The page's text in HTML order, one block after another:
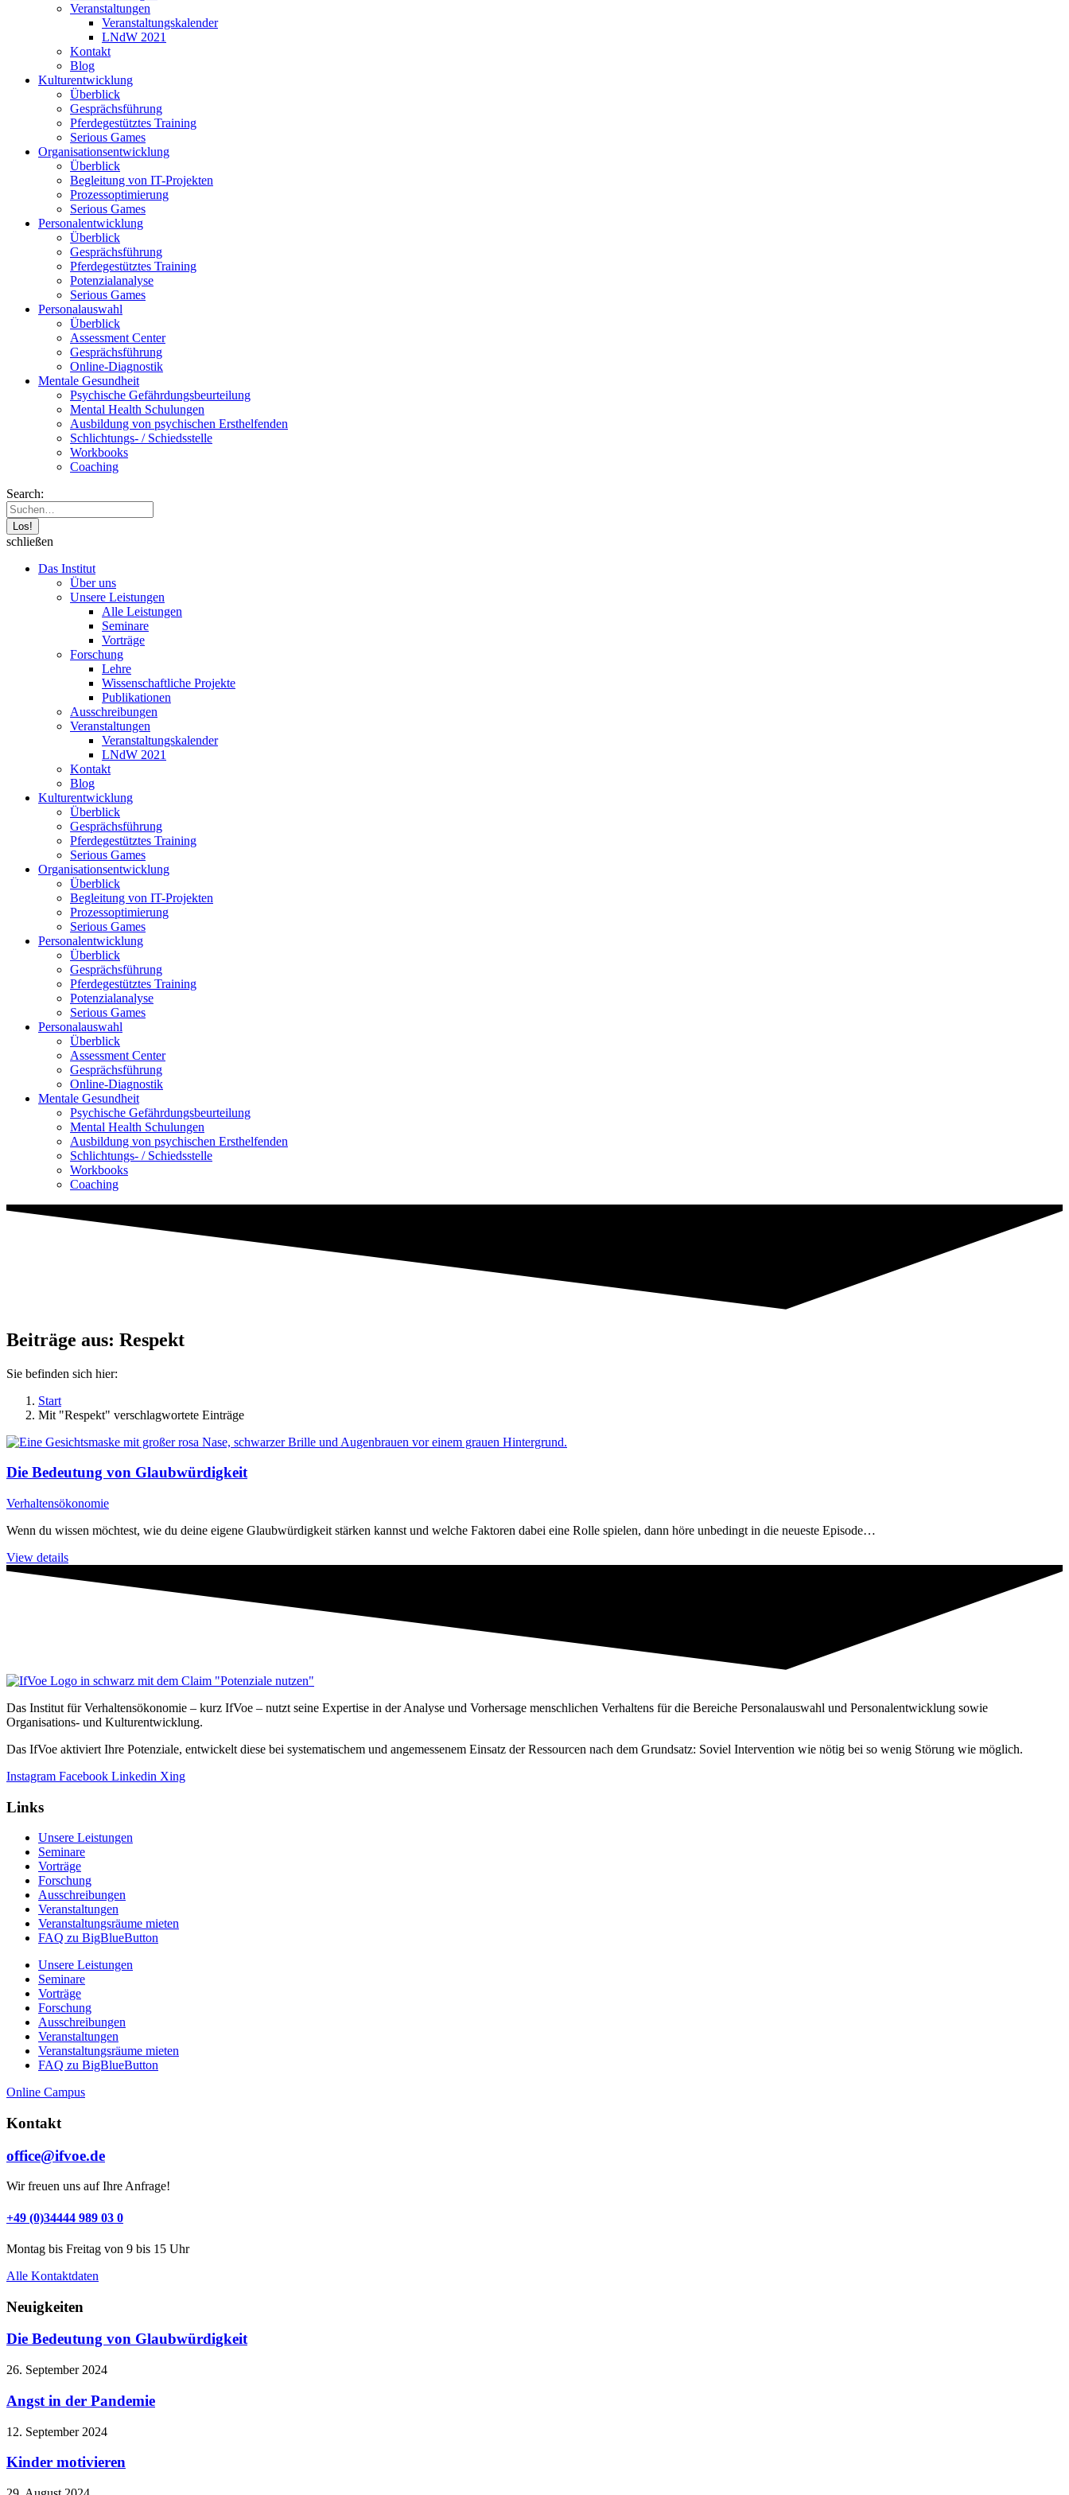
Veranstaltungen
Veranstaltungskalender
LNdW 2021
Kontakt
Blog
Kulturentwicklung
Überblick
Gesprächsführung
Pferdegestütztes Training
Serious Games
Organisationsentwicklung
Überblick
Begleitung von IT-Projekten
Prozessoptimierung
Serious Games
Personalentwicklung
Überblick
Gesprächsführung
Pferdegestütztes Training
Potenzialanalyse
Serious Games
Personalauswahl
Überblick
Assessment Center
Gesprächsführung
Online-Diagnostik
Mentale Gesundheit
Psychische Gefährdungs­beurteilung
Mental Health Schulungen
Ausbildung von psychischen Ersthelfenden
Schlichtungs- / Schiedsstelle
Workbooks
Coaching
Search:
schließen
Das Institut
Über uns
Unsere Leistungen
Alle Leistungen
Seminare
Vorträge
Forschung
Lehre
Wissenschaftliche Projekte
Publikationen
Ausschreibungen
Veranstaltungen
Veranstaltungskalender
LNdW 2021
Kontakt
Blog
Kulturentwicklung
Überblick
Gesprächsführung
Pferdegestütztes Training
Serious Games
Organisationsentwicklung
Überblick
Begleitung von IT-Projekten
Prozessoptimierung
Serious Games
Personalentwicklung
Überblick
Gesprächsführung
Pferdegestütztes Training
Potenzialanalyse
Serious Games
Personalauswahl
Überblick
Assessment Center
Gesprächsführung
Online-Diagnostik
Mentale Gesundheit
Psychische Gefährdungs­beurteilung
Mental Health Schulungen
Ausbildung von psychischen Ersthelfenden
Schlichtungs- / Schiedsstelle
Workbooks
Coaching
Beiträge aus: Respekt
Sie befinden sich hier:
Start
Mit "Respekt" verschlagwortete Einträge
Die Bedeutung von Glaubwürdigkeit
Verhaltensökonomie
Wenn du wissen möchtest, wie du deine eigene Glaubwürdigkeit stärken kannst und welche Faktoren dabei eine Rolle spielen, dann höre unbedingt in die neueste Episode…
View details
Das Institut für Verhaltensökonomie – kurz IfVoe – nutzt seine Expertise in der Analyse und Vorhersage menschlichen Verhaltens für die Bereiche Personal­auswahl und Personal­entwicklung sowie
Organisations- und Kultur­entwicklung.
Das IfVoe aktiviert Ihre Potenziale, entwickelt diese bei systematischem und angemessenem Einsatz der Ressourcen nach dem Grundsatz: Soviel Intervention wie nötig bei so wenig Störung wie möglich.
Instagram Facebook Linkedin Xing
Links
Unsere Leistungen
Seminare
Vorträge
Forschung
Ausschreibungen
Veranstaltungen
Veranstaltungs­räume mieten
FAQ zu BigBlueButton
Unsere Leistungen
Seminare
Vorträge
Forschung
Ausschreibungen
Veranstaltungen
Veranstaltungs­räume mieten
FAQ zu BigBlueButton
Online Campus
Kontakt
office@ifvoe.de
Wir freuen uns auf Ihre Anfrage!
+49 (0)34444 989 03 0
Montag bis Freitag von 9 bis 15 Uhr
Alle Kontaktdaten
Neuigkeiten
Die Bedeutung von Glaubwürdigkeit
26. September 2024
Angst in der Pandemie
12. September 2024
Kinder motivieren